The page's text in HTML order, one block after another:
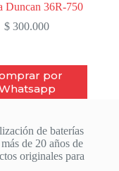
Duncan 36R-750
$ 300.000
por
de baterías
de 20 años de
originales para